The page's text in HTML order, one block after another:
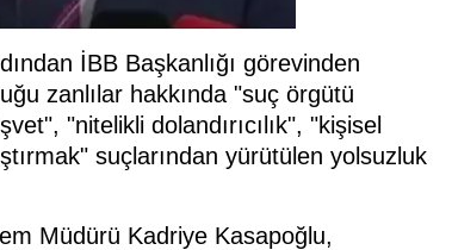
İBB Başkanlığı görevinden
zanlılar hakkında "suç örgütü
"nitelikli dolandırıcılık", "kişisel
suçlarından yürütülen yolsuzluk
Müdürü Kadriye Kasapoğlu,